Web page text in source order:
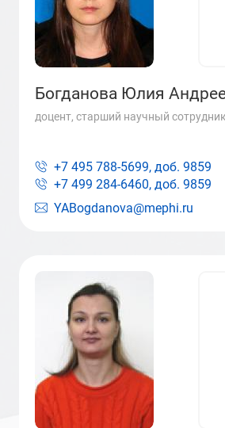
Богданова Юлия
доцент, старший научный сотрудник
YABogdanova@mephi.ru
+7 495 788-5699, доб. 9859
+7 499 284-6460, доб. 9859